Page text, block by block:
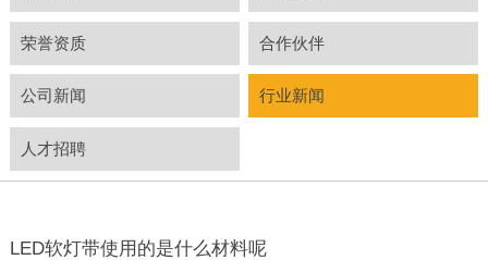
荣誉资质 合作伙伴
公司新闻 行业新闻
人才招聘
LED软灯带使用的是什么材料呢